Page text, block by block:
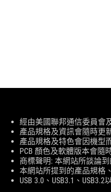
免
責
條
款
經由美國聯邦通信委員會
產品規格及資訊會隨時更
產品規格及特色會因機型
PCB 顏色及軟體版本會隨
商標聲明: 本網站所談論
本網站所提到的產品規格
USB 3.0、USB3.1、